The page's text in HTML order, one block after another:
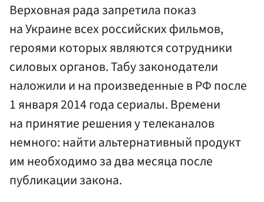
Верховная рада запретила показ
на Украине всех российских фильмов,
героями которых являются сотрудники
силовых органов. Табу законодатели
наложили и на произведенные в РФ после
1 января 2014 года сериалы. Времени
на принятие решения у телеканалов
немного: найти альтернативный продукт
им необходимо за два месяца после
публикации закона.